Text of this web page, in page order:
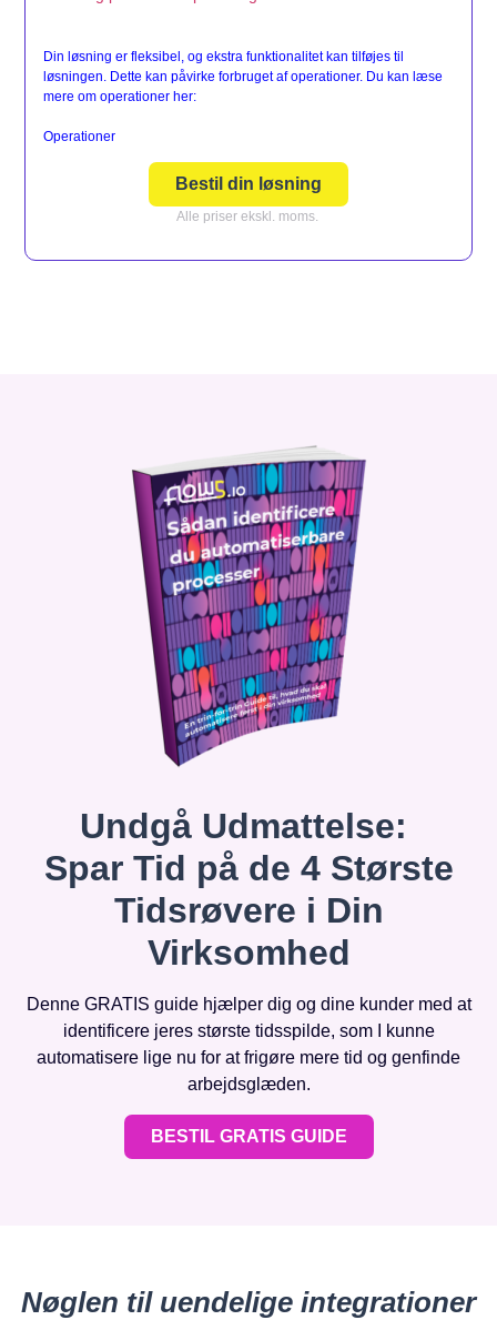
Din løsning er fleksibel, og ekstra funktionalitet kan tilføjes til
løsningen. Dette kan påvirke forbruget af operationer. Du kan læse
mere om operationer her:
Operationer
Bestil din løsning
Alle priser ekskl. moms.
Undgå Udmattelse:
Spar Tid på de 4 Største
Tidsrøvere i Din
Virksomhed
Denne GRATIS guide hjælper dig og dine kunder med at
identificere jeres største tidsspilde, som I kunne
automatisere lige nu for at frigøre mere tid og genfinde
arbejdsglæden.
BESTIL GRATIS GUIDE
Nøglen til uendelige integrationer